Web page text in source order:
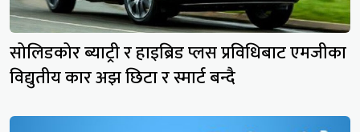
सोलिडकोर ब्याट्री र हाइब्रिड प्लस प्रविधिबाट एमजीका
विद्युतीय कार अझ छिटा र स्मार्ट बन्दै